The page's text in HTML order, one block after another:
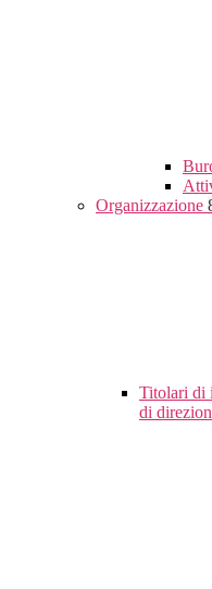
Organizzazione
Titolari di
di